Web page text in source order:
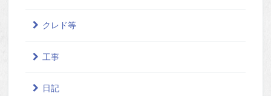
クレド等
工事
日記